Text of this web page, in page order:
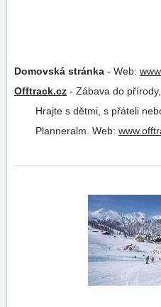
Domovská stránka - Web:
Offtrack.cz - Zábava do
Hrajte s dětmi, s přáteli
Planneralm. Web: